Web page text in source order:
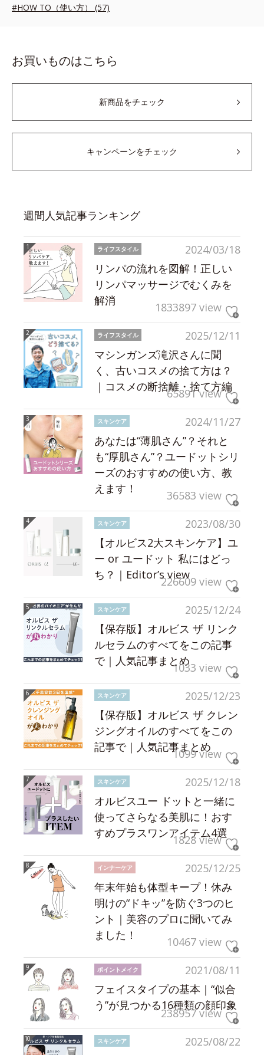
#HOW TO（使い方） (57)
お買いものはこちら
新商品をチェック
キャンペーンをチェック
週間人気記事ランキング
2024/03/18
ライフスタイル
リンパの流れを図解！正しい
リンパマッサージでむくみを
解消
1833897 view
2025/12/11
ライフスタイル
マシンガンズ滝沢さんに聞
く、古いコスメの捨て方は？
｜コスメの断捨離・捨て方編
65891 view
2024/11/27
スキンケア
あなたは“薄肌さん”？それと
も“厚肌さん”？ユードットシリ
ーズのおすすめの使い方、教
えます！
36583 view
2023/08/30
スキンケア
【オルビス2大スキンケア】ユ
ー or ユードット 私にはどっ
ち？｜Editor’s view226609 view
2025/12/24
スキンケア
【保存版】オルビス ザ リンク
ルセラムのすべてをこの記事
で｜人気記事まとめ1033 view
2025/12/23
スキンケア
【保存版】オルビス ザ クレン
ジングオイルのすべてをこの
記事で｜人気記事まとめ
1099 view
2025/12/18
スキンケア
オルビスユー ドットと一緒に
使ってさらなる美肌に！おす
すめプラスワンアイテム4選
1828 view
2025/12/25
インナーケア
年末年始も体型キープ！休み
明けの“ドキッ”を防ぐ3つのヒ
ント｜美容のプロに聞いてみ
ました！
10467 view
2021/08/11
ポイントメイク
フェイスタイプの基本｜“似合
う”が見つかる16種類の顔印象
238957 view
2025/08/22
スキンケア